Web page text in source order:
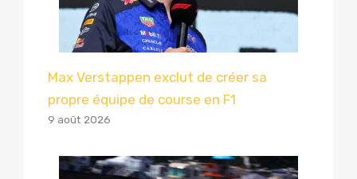
Max Verstappen exclut de créer sa
propre équipe de course en F1
9 août 2026